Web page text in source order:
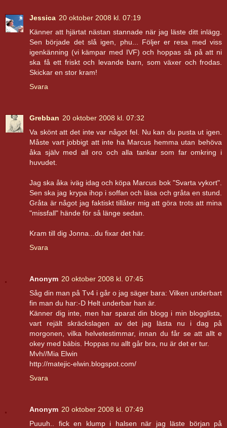
Jessica 20 oktober 2008 kl. 07:19
Känner att hjärtat nästan stannade när jag läste ditt inlägg.
Sen började det slå igen, phu... Följer er resa med viss
igenkänning (vi kämpar med IVF) och hoppas så på att ni
ska få ett friskt och levande barn, som växer och frodas.
Skickar en stor kram!
Svara
Grebban 20 oktober 2008 kl. 07:32
Va skönt att det inte var något fel. Nu kan du pusta ut igen.
Måste vart jobbigt att inte ha Marcus hemma utan behöva
åka själv med all oro och alla tankar som far omkring i
huvudet.
Jag ska åka iväg idag och köpa Marcus bok "Svarta vykort".
Sen ska jag krypa ihop i soffan och läsa och gråta en stund.
Gråta är något jag faktiskt tillåter mig att göra trots att mina
"missfall" hände för så länge sedan.
Kram till dig Jonna...du fixar det här.
Svara
Anonym 20 oktober 2008 kl. 07:45
Såg din man på Tv4 i går o jag säger bara: Vilken underbart
fin man du har:-D Helt underbar han är.
Känner dig inte, men har sparat din blogg i min blogglista,
vart rejält skräckslagen av det jag lästa nu i dag på
morgonen, vilka helvetestimmar, innan du får se att allt e
okey med bäbis. Hoppas nu allt går bra, nu är det er tur.
Mvh//Mia Elwin
http://matejic-elwin.blogspot.com/
Svara
Anonym 20 oktober 2008 kl. 07:49
Puuuh.. fick en klump i halsen när jag läste början på